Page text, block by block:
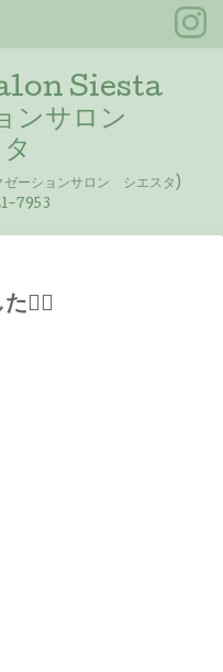
Siesta
ンサロン
ションサロン シエスタ)
7953
🙇‍♀️